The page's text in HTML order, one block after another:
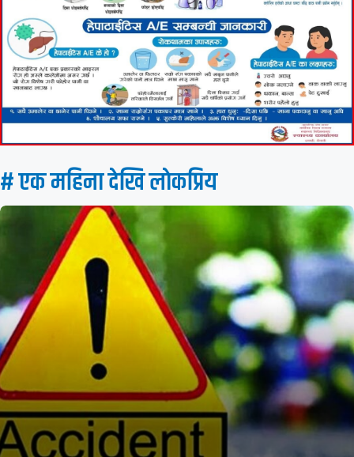
# एक महिना देखि लाेकप्रिय